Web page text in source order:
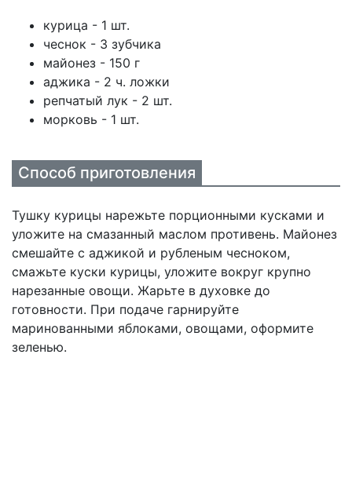
курица - 1 шт.
чеснок - 3 зубчика
майонез - 150 г
аджика - 2 ч. ложки
репчатый лук - 2 шт.
морковь - 1 шт.
Способ приготовления
Тушку курицы нарежьте порционными кусками и
уложите на смазанный маслом противень. Майонез
смешайте с аджикой и рубленым чесноком,
смажьте куски курицы, уложите вокруг крупно
нарезанные овощи. Жарьте в духовке до
готовности. При подаче гарнируйте
маринованными яблоками, овощами, оформите
зеленью.